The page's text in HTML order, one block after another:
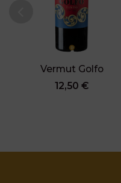
Vermut Golfo
12,50 €